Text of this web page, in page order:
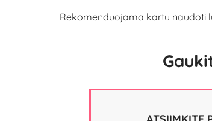
Rekomenduojama kartu naudoti